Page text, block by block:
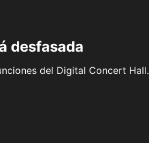
desfasada
del Digital Concert Hall.